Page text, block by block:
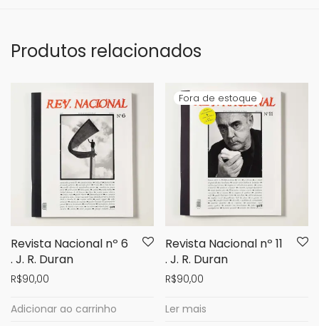
Produtos relacionados
Revista Nacional nº 6
. J. R. Duran
R$90,00
Adicionar ao carrinho
Revista Nacional nº 11
. J. R. Duran
R$90,00
Ler mais